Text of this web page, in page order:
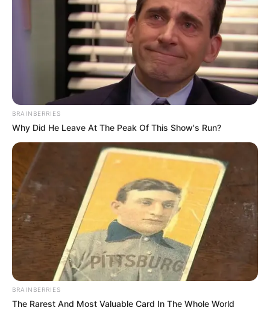
Für die kleine Reisekasse bietet sich außerdem
Couchsurfingan.
BRAINBERRIES
Why Did He Leave At The Peak Of This Show's Run?
BRAINBERRIES
The Rarest And Most Valuable Card In The Whole World